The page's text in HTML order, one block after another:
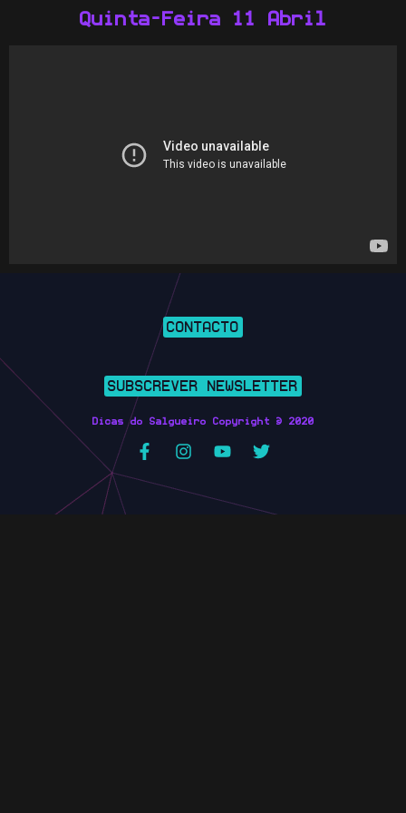
Quinta-Feira 11 Abril
CONTACTO
SUBSCREVER NEWSLETTER
Dicas do Salgueiro Copyright © 2020